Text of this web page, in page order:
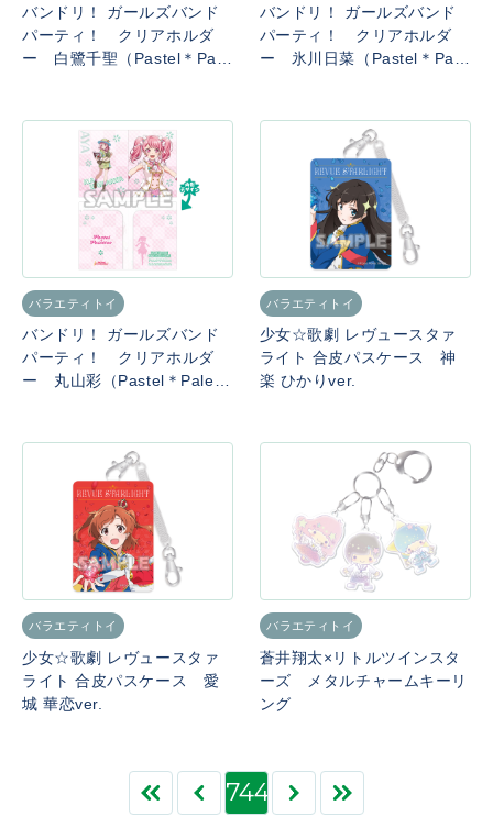
バンドリ！ ガールズバンド
パーティ！ クリアホルダ
ー 白鷺千聖（Pastel＊Pale
バンドリ！ ガールズバンド
パーティ！ クリアホルダ
ー 氷川日菜（Pastel＊Pale
バラエティトイ
バンドリ！ ガールズバンド
パーティ！ クリアホルダ
ー 丸山彩（Pastel＊Palette
バラエティトイ
少女☆歌劇 レヴュースタァ
ライト 合皮パスケース 神
楽 ひかりver.
バラエティトイ
少女☆歌劇 レヴュースタァ
ライト 合皮パスケース 愛
城 華恋ver.
バラエティトイ
蒼井翔太×リトルツインスタ
ーズ メタルチャームキーリ
ング
744